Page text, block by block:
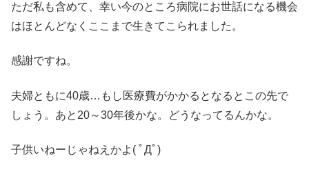
ただ私も含めて、幸い今のところ病院にお世話になる機会
はほとんどなくここまで生きてこられました。
感謝ですね。
夫婦ともに40歳…もし医療費がかかるとなるとこの先で
しょう。あと20～30年後かな。どうなってるんかな。
子供いねーじゃねえかよ( ﾟДﾟ)